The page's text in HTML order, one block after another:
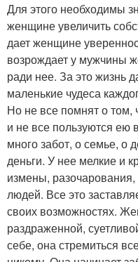
Для этого необходимы
женщине увеличить
дает женщине
возрождает у мужчины
ради нее. За это жизнь
маленькие чудеса
Но не все помнят о том,
и не все пользуются
много забот, о семье, о
деньги. У нее мелкие и
измены, разочарования,
людей. Все это
своих возможностях.
раздраженной,
себе, она стремиться